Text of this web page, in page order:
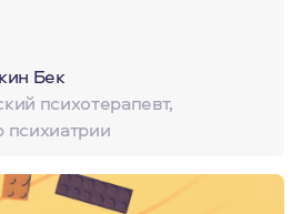
Бек
психотерапевт,